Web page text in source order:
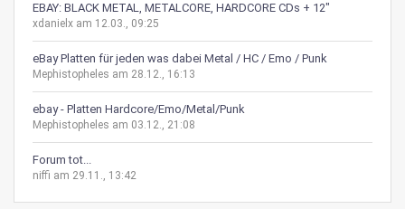
EBAY: BLACK METAL, METALCORE, HARDCORE CDs + 12"
xdanielx am 12.03., 09:25
eBay Platten für jeden was dabei Metal / HC / Emo / Punk
Mephistopheles am 28.12., 16:13
ebay - Platten Hardcore/Emo/Metal/Punk
Mephistopheles am 03.12., 21:08
Forum tot...
niffi am 29.11., 13:42